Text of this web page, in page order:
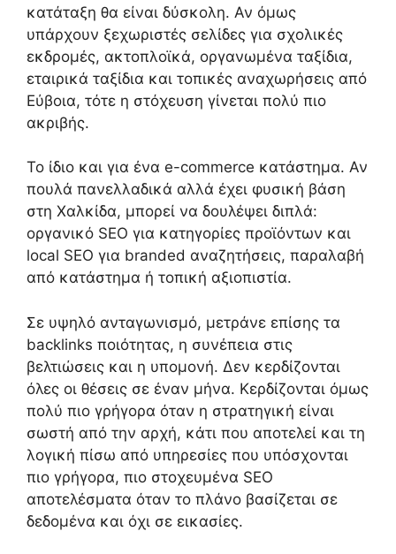
κατάταξη θα είναι δύσκολη. Αν όμως
υπάρχουν ξεχωριστές σελίδες για σχολικές
εκδρομές, ακτοπλοϊκά, οργανωμένα ταξίδια,
εταιρικά ταξίδια και τοπικές αναχωρήσεις από
Εύβοια, τότε η στόχευση γίνεται πολύ πιο
ακριβής.
Το ίδιο και για ένα e-commerce κατάστημα. Αν
πουλά πανελλαδικά αλλά έχει φυσική βάση
στη Χαλκίδα, μπορεί να δουλέψει διπλά:
οργανικό SEO για κατηγορίες προϊόντων και
local SEO για branded αναζητήσεις, παραλαβή
από κατάστημα ή τοπική αξιοπιστία.
Σε υψηλό ανταγωνισμό, μετράνε επίσης τα
backlinks ποιότητας, η συνέπεια στις
βελτιώσεις και η υπομονή. Δεν κερδίζονται
όλες οι θέσεις σε έναν μήνα. Κερδίζονται όμως
πολύ πιο γρήγορα όταν η στρατηγική είναι
σωστή από την αρχή, κάτι που αποτελεί και τη
λογική πίσω από υπηρεσίες που υπόσχονται
πιο γρήγορα, πιο στοχευμένα SEO
αποτελέσματα όταν το πλάνο βασίζεται σε
δεδομένα και όχι σε εικασίες.